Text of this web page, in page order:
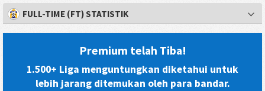
FULL-TIME (FT) STATISTIK
Premium telah Tiba!
1.500+ Liga menguntungkan diketahui untuk
lebih jarang ditemukan oleh para bandar.